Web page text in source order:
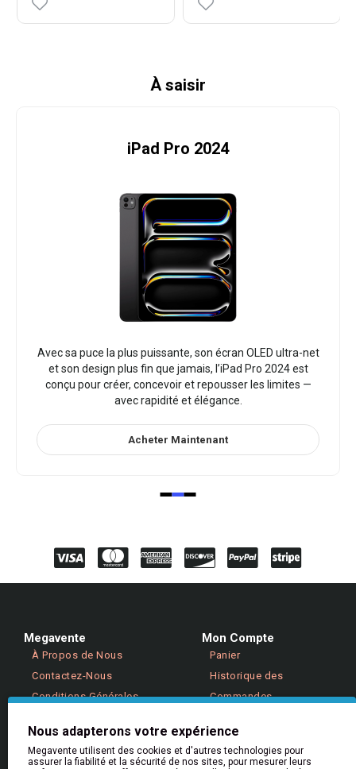
À saisir
iPad Pro 2024
Avec sa puce la plus puissante, son écran OLED ultra-net
et son design plus fin que jamais, l’iPad Pro 2024 est
conçu pour créer, concevoir et repousser les limites —
avec rapidité et élégance.
Acheter Maintenant
Megavente
À Propos de Nous
Contactez-Nous
Conditions Générales
Mon Compte
Panier
Historique des
Commandes
Nous adapterons votre expérience
Megavente utilisent des cookies et d'autres technologies pour
assurer la fiabilité et la sécurité de nos sites, pour mesurer leurs